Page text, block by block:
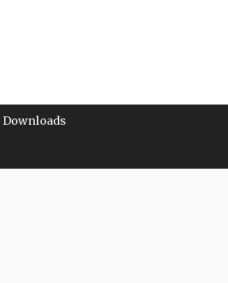
Downloads